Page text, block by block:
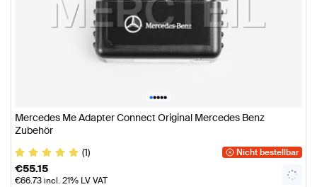
•••••
Mercedes Me Adapter Connect Original Mercedes Benz
Zubehör
(1)
Nicht bestellbar
€55.15
€66.73incl. 21% LV VAT